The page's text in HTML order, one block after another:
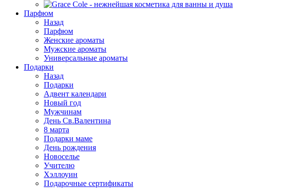
Парфюм
Назад
Парфюм
Женские ароматы
Мужские ароматы
Универсальные ароматы
Подарки
Назад
Подарки
Адвент календари
Новый год
Мужчинам
День Св.Валентина
8 марта
Подарки маме
День рождения
Новоселье
Учителю
Хэллоуин
Подарочные сертификаты